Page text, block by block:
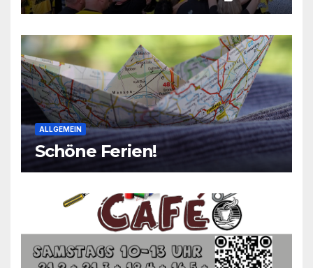
2026
ALLGEMEIN
Schöne Ferien!